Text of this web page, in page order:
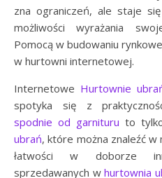
zna ograniczeń, ale staje
możliwości wyrażania
Pomocą w budowaniu
w hurtowni internetowej.
Internetowe Hurtownie
spotyka się z
spodnie od garnituru to
ubrań, które można znaleźć
łatwości w doborze
sprzedawanych w hurtownia